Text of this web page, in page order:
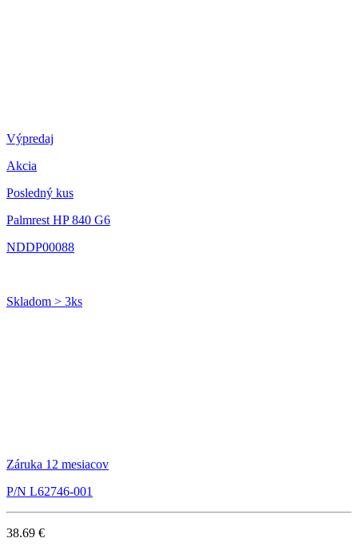
Výpredaj
Akcia
Posledný kus
Palmrest HP 840 G6
NDDP00088
Skladom > 3ks
Záruka 12 mesiacov
P/N L62746-001
38.69 €